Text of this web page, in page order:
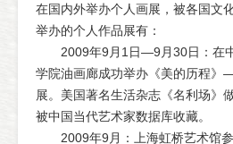
在国内外举办个人画展，被各国文
举办的个人作品展有：
2009年9月1日—9月30日：在中
学院油画廊成功举办《美的历程
展。美国著名生活杂志《名利场》
被中国当代艺术家数据库收藏。
2009年9月：上海虹桥艺术馆参